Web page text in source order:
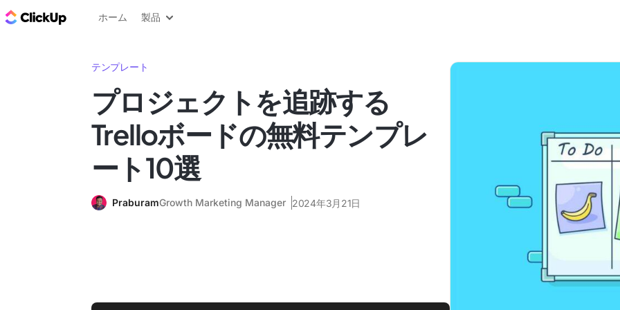
ClickUp ブログ
ホーム 製品
テンプレート
プロジェクトを追跡する
Trelloボードの無料テンプレ
ート10選
PraburamGrowth Marketing Manager 2024年3月21日